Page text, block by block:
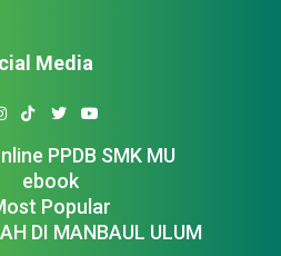
PPDB SMK MU
ebook
Popular
DI MANBAUL ULUM
Media